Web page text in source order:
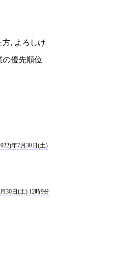
, よろしけ
の優先順位
年7月30日(土)
30日(土) 12時9分